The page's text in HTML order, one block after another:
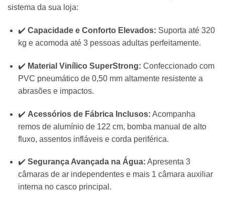
sistema da sua loja:
✔️ Capacidade e Conforto Elevados: Suporta até 320
kg e acomoda até 3 pessoas adultas perfeitamente.
✔️ Material Vinílico SuperStrong: Confeccionado com
PVC pneumático de 0,50 mm altamente resistente a
abrasões e impactos.
✔️ Acessórios de Fábrica Inclusos: Acompanha
remos de alumínio de 122 cm, bomba manual de alto
fluxo, assentos infláveis e corda periférica.
✔️ Segurança Avançada na Água: Apresenta 3
câmaras de ar independentes e mais 1 câmara auxiliar
interna no casco principal.